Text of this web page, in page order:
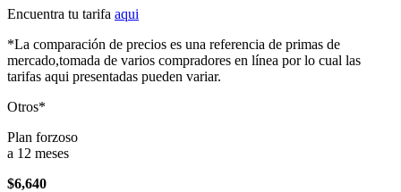
Encuentra tu tarifa aqui
*La comparación de precios es una referencia de primas de
mercado,tomada de varios compradores en línea por lo cual las
tarifas aqui presentadas pueden variar.
Otros*
Plan forzoso
a 12 meses
$6,640